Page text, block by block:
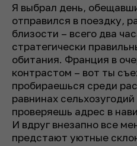
Я выбрал день,
отправился в поездку,
близости – всего два
стратегически
обитания. Франция в
контрастом – вот ты
пробираешься среди
равнинах
проверяешь адрес в
И вдруг внезапно все
предстают уютные